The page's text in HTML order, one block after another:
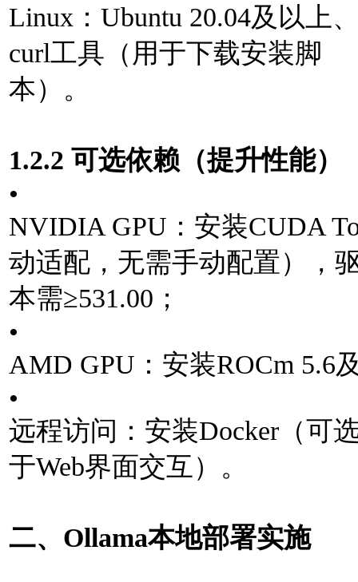
Linux：Ubuntu 20.04及以上
curl⼯具（⽤于下载安装脚
本）。
1.2.2 可选依赖（提升性能）
•
NVIDIA GPU：安装CUDA
动适配，⽆需⼿动配置），
本需≥531.00；
•
AMD GPU：安装ROCm 5.6
•
远程访问：安装Docker（可
于Web界⾯交互）。
⼆、Ollama本地部署实施